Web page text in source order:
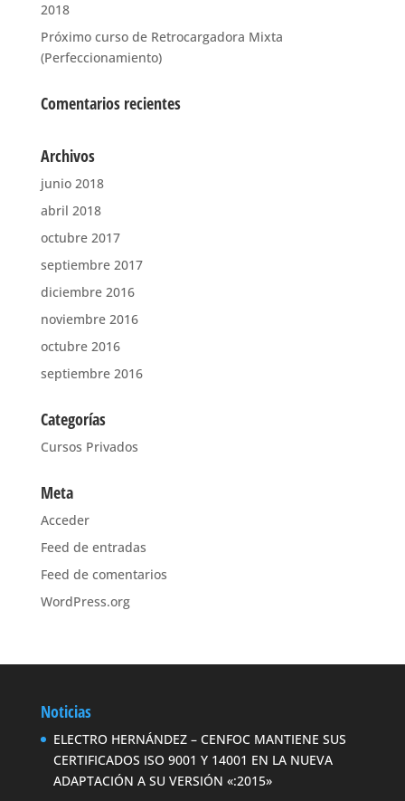
2018
Próximo curso de Retrocargadora Mixta
(Perfeccionamiento)
Comentarios recientes
Archivos
junio 2018
abril 2018
octubre 2017
septiembre 2017
diciembre 2016
noviembre 2016
octubre 2016
septiembre 2016
Categorías
Cursos Privados
Meta
Acceder
Feed de entradas
Feed de comentarios
WordPress.org
Noticias
ELECTRO HERNÁNDEZ – CENFOC MANTIENE SUS
CERTIFICADOS ISO 9001 Y 14001 EN LA NUEVA
ADAPTACIÓN A SU VERSIÓN «:2015»